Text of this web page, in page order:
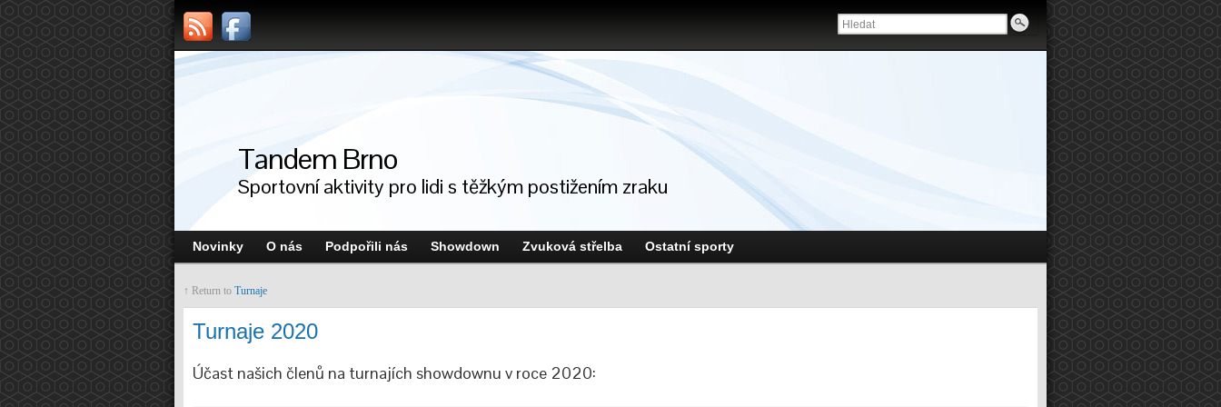
Tandem Brno
Sportovní aktivity pro lidi s těžkým postižením zraku
Novinky O nás Podpořili nás Showdown Zvuková střelba Ostatní sporty
↑ Return to Turnaje
Turnaje 2020
Účast našich členů na turnajích showdownu v roce 2020: